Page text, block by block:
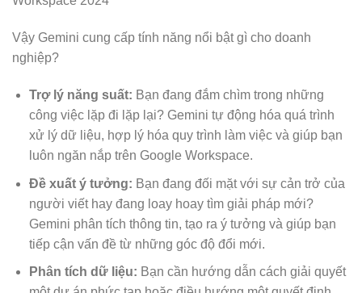
Vậy Gemini cung cấp tính năng nổi bật gì cho doanh
nghiệp?
Trợ lý năng suất: Bạn đang đắm chìm trong những
công việc lặp đi lặp lại? Gemini tự động hóa quá trình
xử lý dữ liệu, hợp lý hóa quy trình làm việc và giúp bạn
luôn ngăn nắp trên Google Workspace.
Đề xuất ý tưởng: Bạn đang đối mặt với sự cản trở của
người viết hay đang loay hoay tìm giải pháp mới?
Gemini phân tích thông tin, tạo ra ý tưởng và giúp bạn
tiếp cận vấn đề từ những góc độ đổi mới.
Phân tích dữ liệu: Bạn cần hướng dẫn cách giải quyết